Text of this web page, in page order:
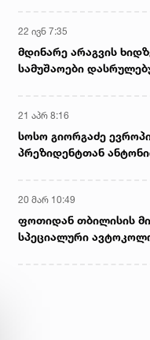
22 ივნ 7:35
მდინარე არაგვის
სამუშაოები
21 აპრ 8:16
სოსო გიორგაძე
პრეზიდენტთან
20 მარ 10:49
ფოთიდან თბილისის
სპეციალური